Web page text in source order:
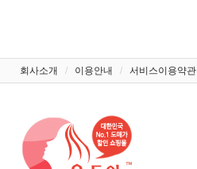
회사소개 / 이용안내 / 서비스이용약관